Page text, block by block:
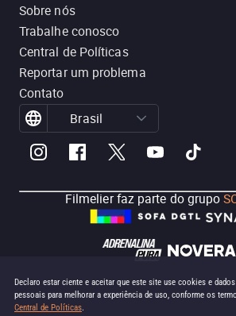
Declaro estar ciente e aceitar que este site use cookies e dados
pessoais para melhorar a experiência de uso, conforme os
Central de Políticas.
Sobre nós
Trabalhe conosco
Central de Políticas
Reportar um problema
Contato
Brasil
Filmelier faz parte do grupo